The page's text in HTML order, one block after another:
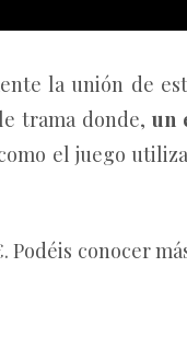
la unión de
trama donde,un
el juego
Podéis conocer